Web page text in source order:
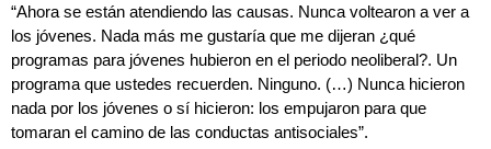
“Ahora se están atendiendo las causas. Nunca voltearon a ver a
los jóvenes. Nada más me gustaría que me dijeran ¿qué
programas para jóvenes hubieron en el periodo neoliberal?. Un
programa que ustedes recuerden. Ninguno. (…) Nunca hicieron
nada por los jóvenes o sí hicieron: los empujaron para que
tomaran el camino de las conductas antisociales”.